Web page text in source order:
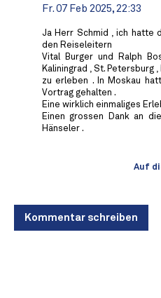
Fr. 07 Feb 2025, 22:33
Ja Herr Schmid , ich hatte
den Reiseleitern
Vital Burger und Ralph
Kaliningrad , St. Petersburg ,
zu erleben . In Moskau
Vortrag gehalten .
Eine wirklich einmaliges
Einen grossen Dank an
Hänseler .
Auf
Kommentar schreiben